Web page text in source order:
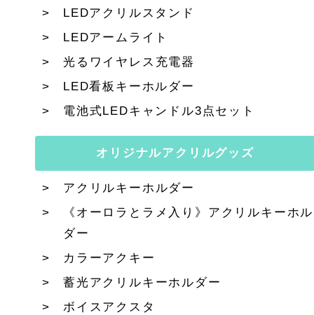
LEDアクリルスタンド
LEDアームライト
光るワイヤレス充電器
LED看板キーホルダー
電池式LEDキャンドル3点セット
オリジナルアクリルグッズ
アクリルキーホルダー
《オーロラとラメ入り》アクリルキーホル
ダー
カラーアクキー
蓄光アクリルキーホルダー
ボイスアクスタ